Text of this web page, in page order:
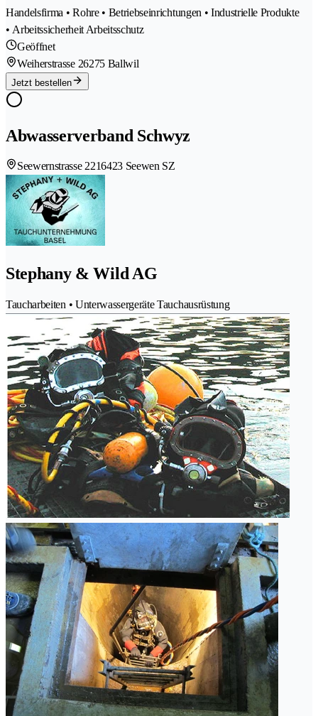
Handelsfirma • Rohre • Betriebseinrichtungen • Industrielle Produkte
• Arbeitssicherheit Arbeitsschutz
Geöffnet
Weiherstrasse 26275 Ballwil
Jetzt bestellen
Abwasserverband Schwyz
Seewernstrasse 2216423 Seewen SZ
Stephany & Wild AG
Taucharbeiten • Unterwassergeräte Tauchausrüstung